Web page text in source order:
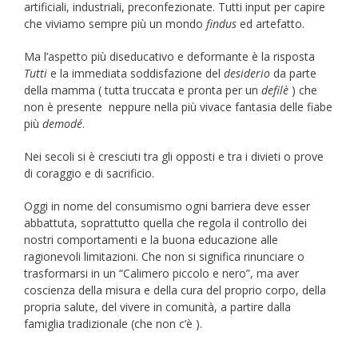
artificiali, industriali, preconfezionate. Tutti input per capire
che viviamo sempre più un mondo findus ed artefatto.
Ma l’aspetto più diseducativo e deformante è la risposta
Tutti e la immediata soddisfazione del desiderio da parte
della mamma ( tutta truccata e pronta per un defilè ) che
non è presente neppure nella più vivace fantasia delle fiabe
più demodé.
Nei secoli si è cresciuti tra gli opposti e tra i divieti o prove
di coraggio e di sacrificio.
Oggi in nome del consumismo ogni barriera deve esser
abbattuta, soprattutto quella che regola il controllo dei
nostri comportamenti e la buona educazione alle
ragionevoli limitazioni. Che non si significa rinunciare o
trasformarsi in un “Calimero piccolo e nero”, ma aver
coscienza della misura e della cura del proprio corpo, della
propria salute, del vivere in comunità, a partire dalla
famiglia tradizionale (che non c’è ).